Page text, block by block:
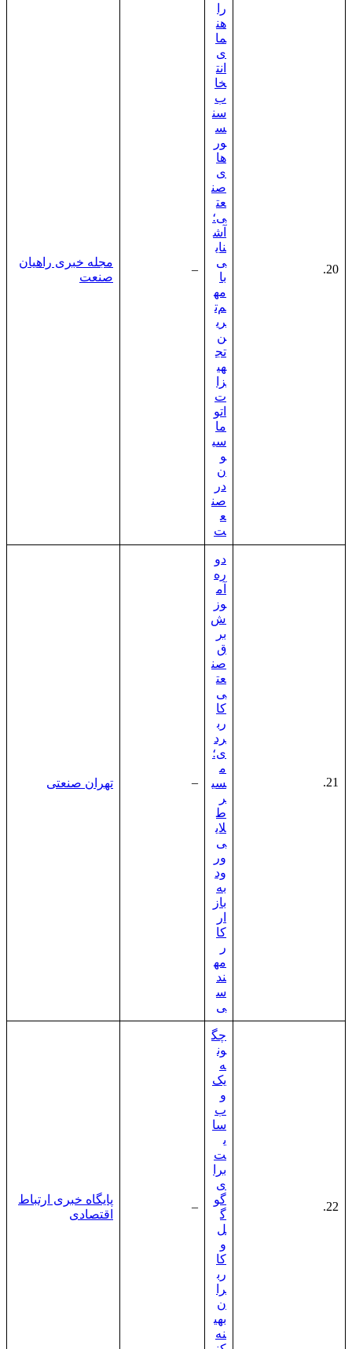
20.
را
هن
ما
ی
انت
خا
ب
سن
س
ور
ها
ی
صن
عت
ی؛
آش
نای
ی
با
مه
م‌ت
ری
ن
تج
هی
زا
ت
اتو
ما
سی
و
ن
در
صن
ع
ت
–
مجله خبری راهیان
صنعت
21.
دو
ره
آم
وز
ش
بر
ق
صن
عت
ی
کا
رب
رد
ی؛
م
سی
ر
ط
لای
ی
ور
ود
به
باز
ار
کا
ر
مه
ند
س
ی
– تهران صنعتی
22.
چگ
ون
ه
یک
و
ب‌
سا
ی
ت
برا
ی
گو
گ
ل
و
کا
رب
را
ن
بهی
نه
–
پایگاه خبری ارتباط
اقتصادی